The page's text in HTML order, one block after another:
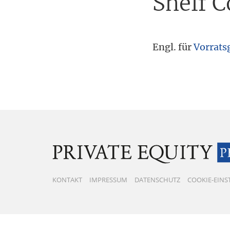
Engl. für
KONTAKT IMPRESSUM DATENSCHUTZ COOKIE-